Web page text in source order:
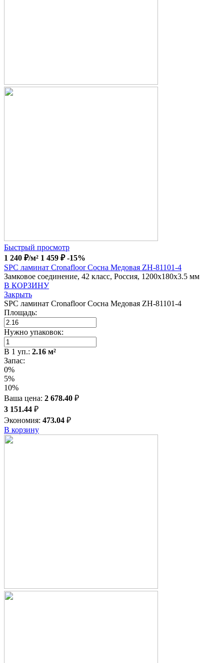
Быстрый просмотр
1 240 ₽/м² 1 459 ₽ -15%
SPC ламинат Cronafloor Сосна Медовая ZH-81101-4
Замковое соединение, 42 класс, Россия, 1200x180x3.5 мм
В КОРЗИНУ
Закрыть
SPC ламинат Cronafloor Сосна Медовая ZH-81101-4
Площадь:
Нужно упаковок:
В 1 уп.: 2.16 м²
Запас:
0%
5%
10%
Ваша цена: 2 678.40 ₽
3 151.44 ₽
Экономия: 473.04 ₽
В корзину